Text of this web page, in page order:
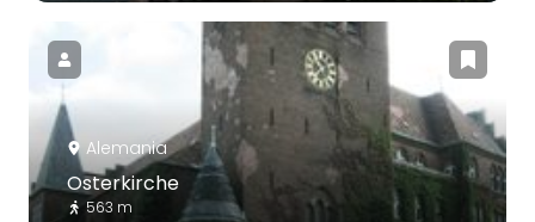
Alemania
Osterkirche
563 m